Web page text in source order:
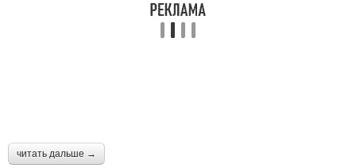
читать дальше →